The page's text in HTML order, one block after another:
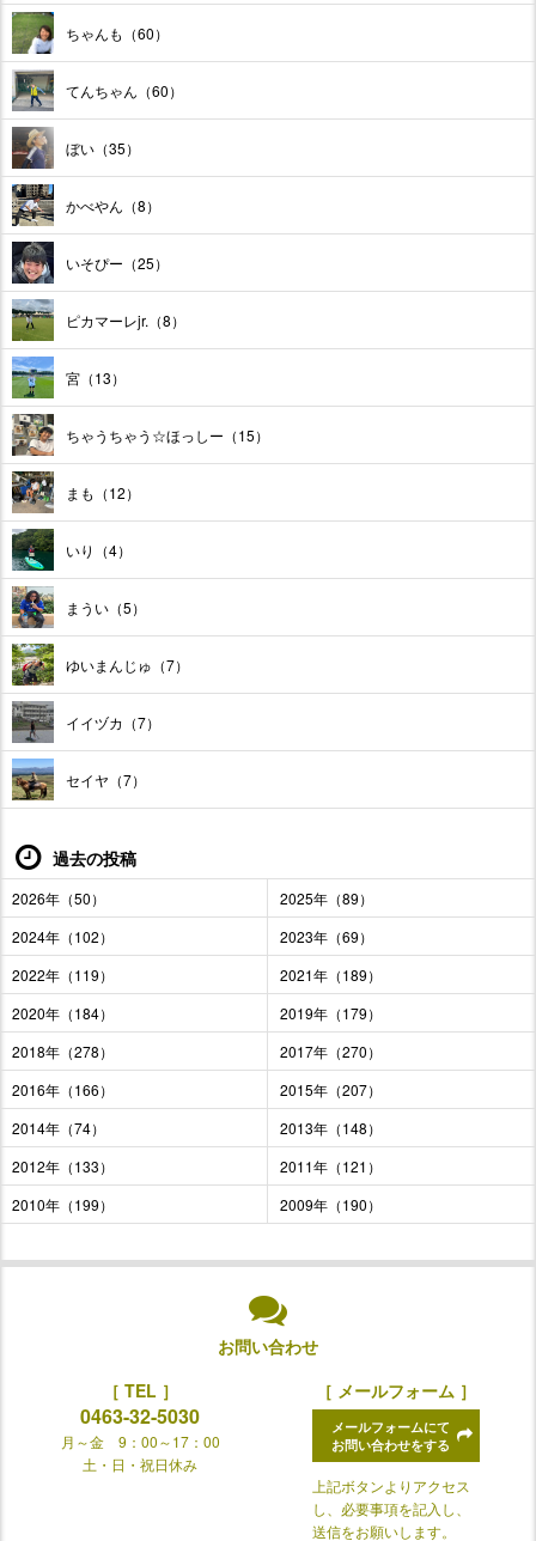
ちゃんも（60）
てんちゃん（60）
ぼい（35）
かべやん（8）
いそぴー（25）
ピカマーレjr.（8）
宮（13）
ちゃうちゃう☆ほっしー（15）
まも（12）
いり（4）
まうい（5）
ゆいまんじゅ（7）
イイヅカ（7）
セイヤ（7）
過去の投稿
2026年（50）
2025年（89）
2024年（102）
2023年（69）
2022年（119）
2021年（189）
2020年（184）
2019年（179）
2018年（278）
2017年（270）
2016年（166）
2015年（207）
2014年（74）
2013年（148）
2012年（133）
2011年（121）
2010年（199）
2009年（190）
お問い合わせ
［ TEL ］
0463-32-5030
月～金 9：00～17：00
土・日・祝日休み
［ メールフォーム ］
メールフォームにて
お問い合わせをする
上記ボタンよりアクセス
し、必要事項を記入し、
送信をお願いします。